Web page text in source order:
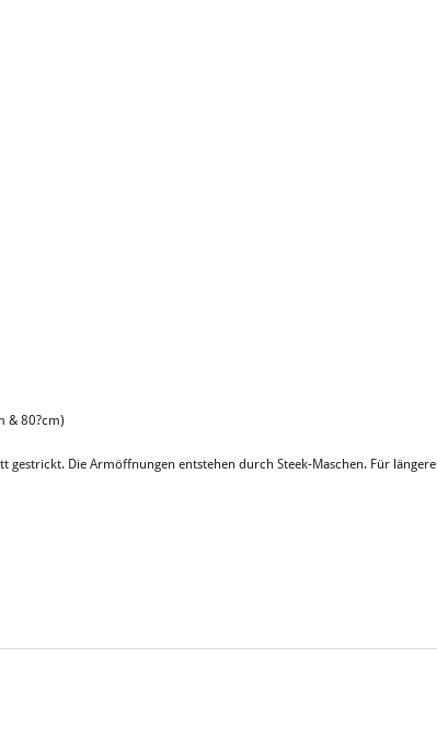
& 80?cm)
gestrickt. Die Armöffnungen entstehen durch Steek-Maschen. Für längere